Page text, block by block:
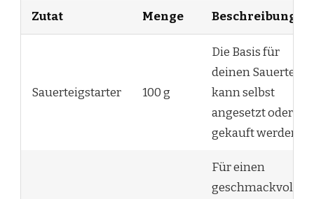
Zutat Menge Beschreibung
Sauerteigstarter 100 g
Die Basis für
deinen Sauerteig,
kann selbst
angesetzt oder
gekauft werden.
Für einen
geschmackvollen